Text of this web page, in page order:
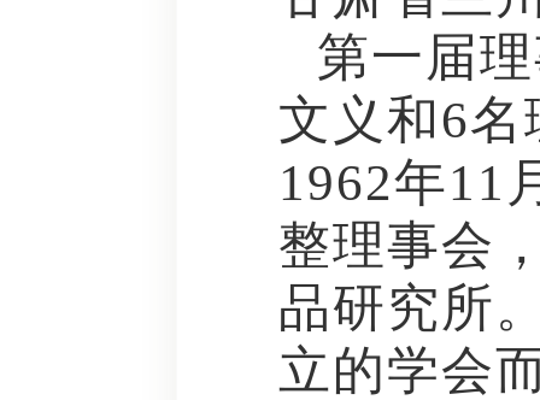
第一届
文义和6
1962年11
整理事会
品研究所
立的学会